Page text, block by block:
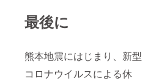
最後に
熊本地震にはじまり、新型
コロナウイルスによる休